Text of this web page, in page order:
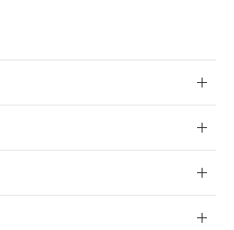
利用者とは、"個人情報
関して"
に記載されている法人を
物質）の非含有証明書
明書（当社基準）
時点で非含有を証明す
。
のフタル酸エステル類４
応完了までの期間は出